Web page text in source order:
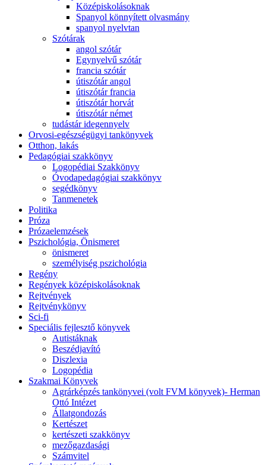
Középiskolásoknak
Spanyol könnyített olvasmány
spanyol nyelvtan
Szótárak
angol szótár
Egynyelvű szótár
francia szótár
útiszótár angol
útiszótár francia
útiszótár horvát
útiszótár német
tudástár idegennyelv
Orvosi-egészségügyi tankönyvek
Otthon, lakás
Pedagógiai szakkönyv
Logopédiai Szakkönyv
Óvodapedagógiai szakkönyv
segédkönyv
Tanmenetek
Politika
Próza
Prózaelemzések
Pszichológia, Önismeret
önismeret
személyiség pszichológia
Regény
Regények középiskolásoknak
Rejtvények
Rejtvénykönyv
Sci-fi
Speciális fejlesztő könyvek
Autistáknak
Beszédjavító
Diszlexia
Logopédia
Szakmai Könyvek
Agrárképzés tankönyvei (volt FVM könyvek)- Herman
Ottó Intézet
Állatgondozás
Kertészet
kertészeti szakkönyv
mezőgazdasági
Számvitel